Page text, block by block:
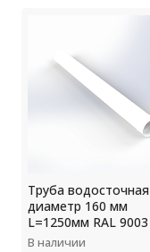
Труба водосточная
диаметр 160 мм
L=1250мм RAL 9003
В наличии